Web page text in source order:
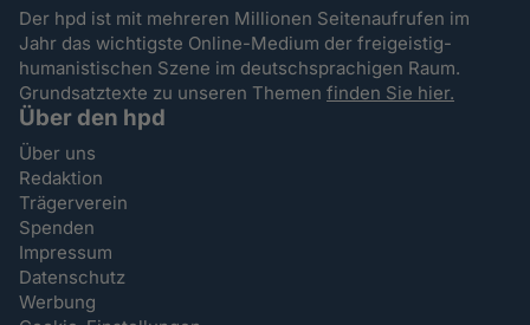
Der hpd ist mit mehreren Millionen Seitenaufrufen im
Jahr das wichtigste Online-Medium der freigeistig-
humanistischen Szene im deutschsprachigen Raum.
Grundsatztexte zu unseren Themenfinden Sie hier.
Über den hpd
Über uns
Redaktion
Trägerverein
Spenden
Impressum
Datenschutz
Werbung